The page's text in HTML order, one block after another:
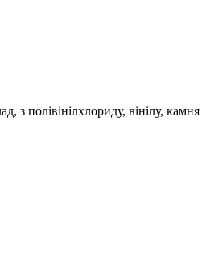
з полівінілхлориду, вінілу,